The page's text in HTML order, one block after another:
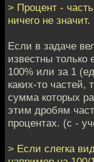
> Процент -
ничего не значит.
Если в задаче
известны только
100% или за 1
каких-то частей,
сумма которых
этим дробям
процентах. (с -
> Если слегка